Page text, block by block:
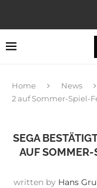
Home News
2 auf Sommer-Spiel-
SEGA
AUF SOMMER-
written by Hans